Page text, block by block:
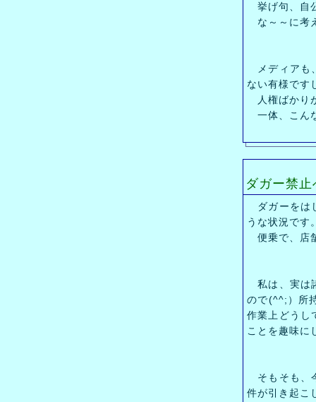
挙げ句、自
な～～に考
メディアも
ない有様です
人権ばかり
一体、こん
ダガー禁
ダガーをは
うな状況です
便乗で、店
私は、実は
ので(^^;）所
作業上どうし
ことを趣味に
そもそも、
件が引き起こ